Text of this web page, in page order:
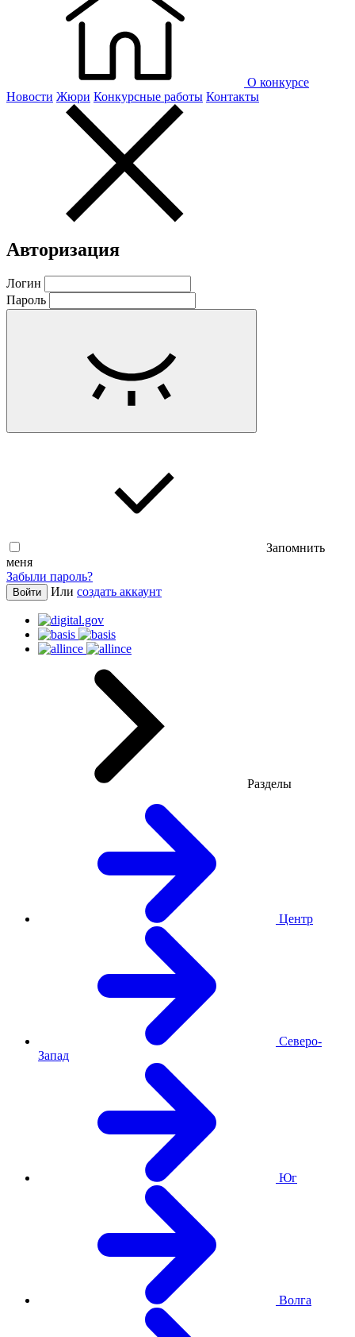
О конкурсе
Новости Жюри Конкурсные работы Контакты
Авторизация
Логин
Пароль
Запомнить
меня
Забыли пароль?
Войти Или создать аккаунт
Разделы
Центр
Северо-
Запад
Юг
Волга